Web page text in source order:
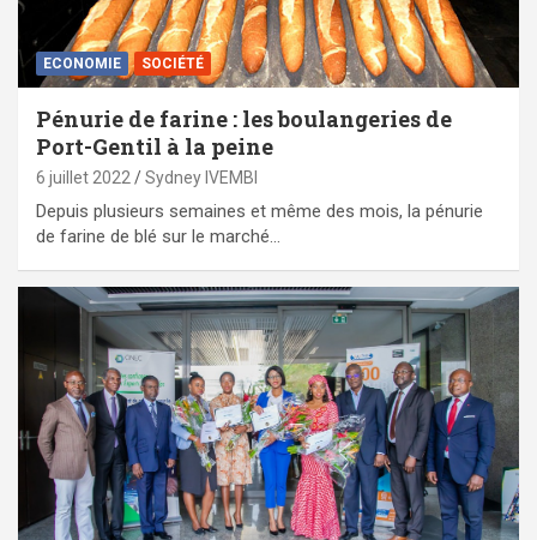
ECONOMIE SOCIÉTÉ
Pénurie de farine : les boulangeries de
Port-Gentil à la peine
6 juillet 2022 Sydney IVEMBI
Depuis plusieurs semaines et même des mois, la pénurie
de farine de blé sur le marché…